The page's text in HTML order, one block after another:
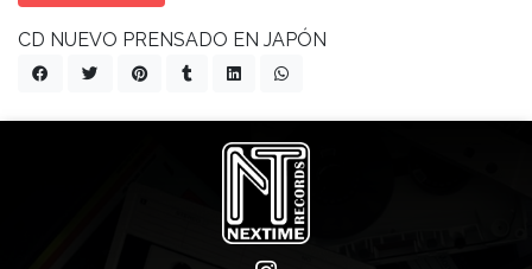
CD NUEVO PRENSADO EN JAPÓN